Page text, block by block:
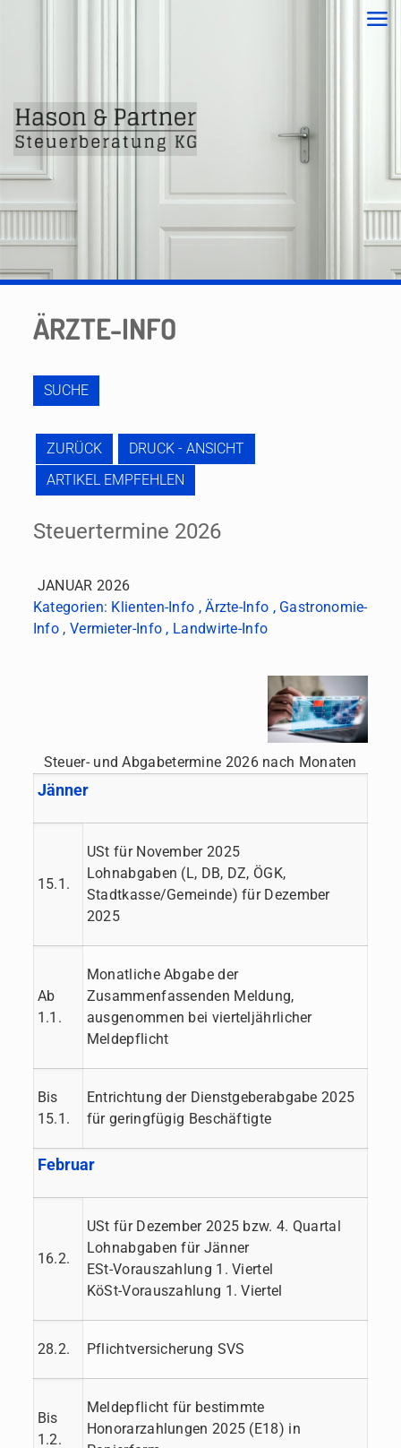
ÄRZTE-INFO
SUCHE
ZURÜCK
DRUCK - ANSICHT
ARTIKEL EMPFEHLEN
Steuertermine 2026
JANUAR 2026
Kategorien: Klienten-Info ,Ärzte-Info , Gastronomie-
Info , Vermieter-Info , Landwirte-Info
Steuer- und Abgabetermine 2026 nach Monaten
Jänner
15.1.
USt für November 2025
Lohnabgaben (L, DB, DZ, ÖGK,
Stadtkasse/Gemeinde) für Dezember
2025
Ab
1.1.
Monatliche Abgabe der
Zusammenfassenden Meldung,
ausgenommen bei vierteljährlicher
Meldepflicht
Bis
15.1.
Entrichtung der Dienstgeberabgabe 2025
für geringfügig Beschäftigte
Februar
16.2.
USt für Dezember 2025 bzw. 4. Quartal
Lohnabgaben für Jänner
ESt-Vorauszahlung 1. Viertel
KöSt-Vorauszahlung 1. Viertel
28.2. Pflichtversicherung SVS
Bis
1.2.
Meldepflicht für bestimmte
Honorarzahlungen 2025 (E18) in